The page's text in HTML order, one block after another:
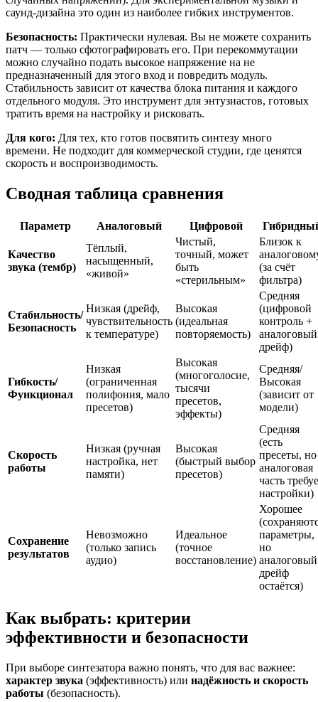
саунд-дизайна это один из наиболее гибких инструментов.
Безопасность: Практически нулевая. Вы не можете сохранить
патч — только сфотографировать его. При перекоммутации
можно случайно подать высокое напряжение на не
предназначенный для этого вход и повредить модуль.
Стабильность зависит от качества блока питания и каждого
отдельного модуля. Это инструмент для энтузиастов, готовых
тратить время на настройку и рисковать.
Для кого: Для тех, кто готов посвятить синтезу много
времени. Не подходит для коммерческой студии, где ценятся
скорость и воспроизводимость.
Сводная таблица сравнения
Параметр Аналоговый Цифровой
Качество
звука (тембр)
Тёплый,
насыщенный,
«живой»
Чистый,
точный, может
быть
«стерильным»
Близок к
(за счёт
фильтра)
Стабильность/
Безопасность
Низкая (дрейф,
чувствительность
к температуре)
Высокая
(идеальная
повторяемость)
Средняя
(цифровой
контроль +
аналоговый
дрейф)
Гибкость/
Функционал
Низкая
(ограниченная
полифония, мало
пресетов)
Высокая
(многоголосие,
тысячи
пресетов,
эффекты)
Средняя/
Высокая
(зависит от
модели)
Скорость
работы
Низкая (ручная
настройка, нет
памяти)
Высокая
(быстрый выбор
пресетов)
Средняя
(есть
пресеты, но
аналоговая
часть
настройки)
Сохранение
результатов
Невозможно
(только запись
аудио)
Идеальное
(точное
восстановление)
Хорошее
параметры,
но
аналоговый
дрейф
остаётся)
Как выбрать: критерии
эффективности и безопасности
При выборе синтезатора важно понять, что для вас важнее:
характер звука (эффективность) или надёжность и скорость
работы (безопасность).